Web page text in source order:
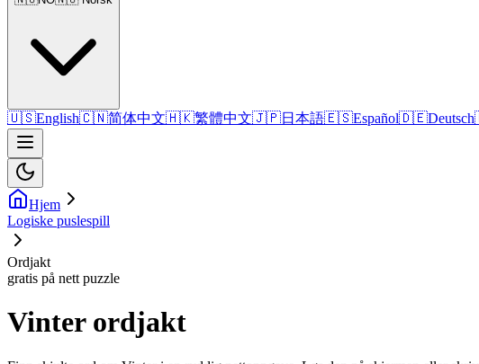
🇺🇸English🇨🇳简体中文🇭🇰繁體中文🇯🇵日本語🇪🇸Español🇩🇪Deutsch
Hjem
Logiske puslespill
Ordjakt
gratis på nett puzzle
Vinter ordjakt